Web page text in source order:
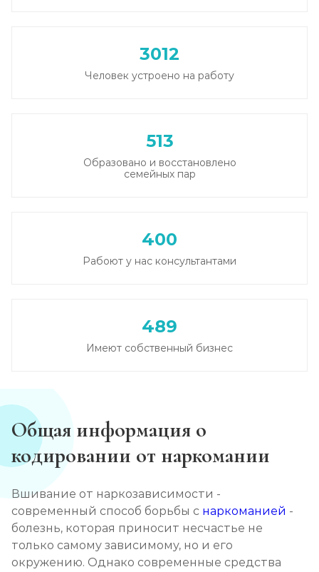
Лечение зависимости от солей
от 6 000 ₽/сутки Записаться
Лечение зависимости от героина
Лечение зависимости от амфетамина
от 6 000 ₽/сутки Записаться
Лечение зависимости от феназепама
от 6 000 ₽/сутки Записаться
Лечение подростковой наркомании
от 6 000 ₽/сутки
Кодирование от наркомании
3012
Человек устроено на работу
513
Образовано и восстановлено
семейных пар
400
Рабоют у нас консультантами
489
Имеют собственный бизнес
Общая информация о
кодировании от наркомании
Вшивание от наркозависимости -
современный способ борьбы с наркоманией -
болезнь, которая приносит несчастье не
только самому зависимому, но и его
окружению. Однако современные средства